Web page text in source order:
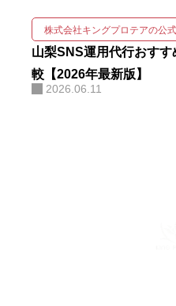
画・撮
ップで
け合わ
ある。
株式会社キングプロテアの公
山梨SNS運用代行おすす
較【2026年最新版】
2026.06.11